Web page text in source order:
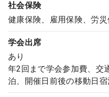
社会保険
健康保険、雇用保険、労
学会出席
あり
年2回まで学会参加費、交
泊、開催日前後の移動日宿